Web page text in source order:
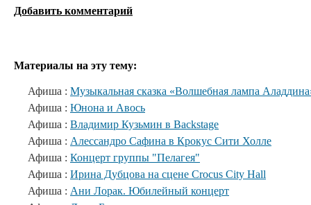
Добавить комментарий
Материалы на эту тему:
Афиша : Музыкальная сказка «Волшебная лампа
Афиша : Юнона и Авось
Афиша : Владимир Кузьмин в Backstage
Афиша : Алессандро Сафина в Крокус Сити Холле
Афиша : Концерт группы "Пелагея"
Афиша : Ирина Дубцова на сцене Crocus City Hall
Афиша : Ани Лорак. Юбилейный концерт